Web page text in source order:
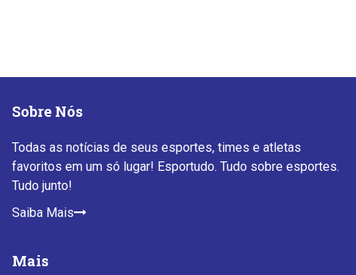
Sobre Nós
Todas as notícias de seus esportes, times e atletas
favoritos em um só lugar! Esportudo. Tudo sobre esportes.
Tudo junto!
Saiba Mais
Mais